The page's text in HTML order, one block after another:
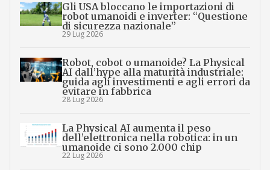
Gli USA bloccano le importazioni di
robot umanoidi e inverter: “Questione
di sicurezza nazionale”
29 Lug 2026
Robot, cobot o umanoide? La Physical
AI dall’hype alla maturità industriale:
guida agli investimenti e agli errori da
evitare in fabbrica
28 Lug 2026
La Physical AI aumenta il peso
dell’elettronica nella robotica: in un
umanoide ci sono 2.000 chip
22 Lug 2026